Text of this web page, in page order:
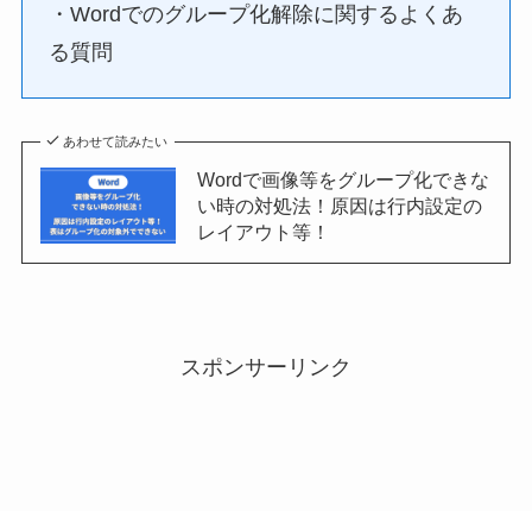
・Wordでのグループ化解除に関するよくあ
る質問
あわせて読みたい
Wordで画像等をグループ化できな
い時の対処法！原因は行内設定の
レイアウト等！
スポンサーリンク